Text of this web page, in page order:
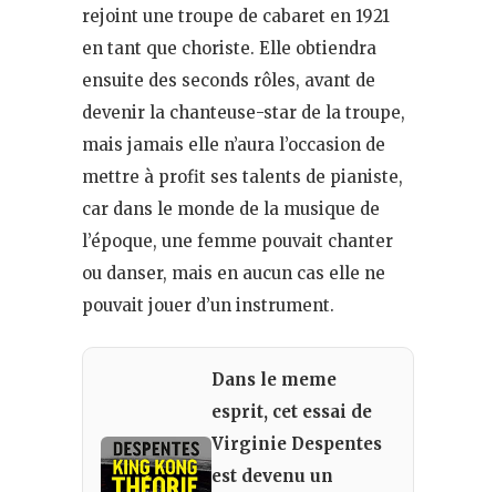
rejoint une troupe de cabaret en 1921
en tant que choriste. Elle obtiendra
ensuite des seconds rôles, avant de
devenir la chanteuse-star de la troupe,
mais jamais elle n’aura l’occasion de
mettre à profit ses talents de pianiste,
car dans le monde de la musique de
l’époque, une femme pouvait chanter
ou danser, mais en aucun cas elle ne
pouvait jouer d’un instrument.
Dans le meme
esprit, cet essai de
Virginie Despentes
est devenu un